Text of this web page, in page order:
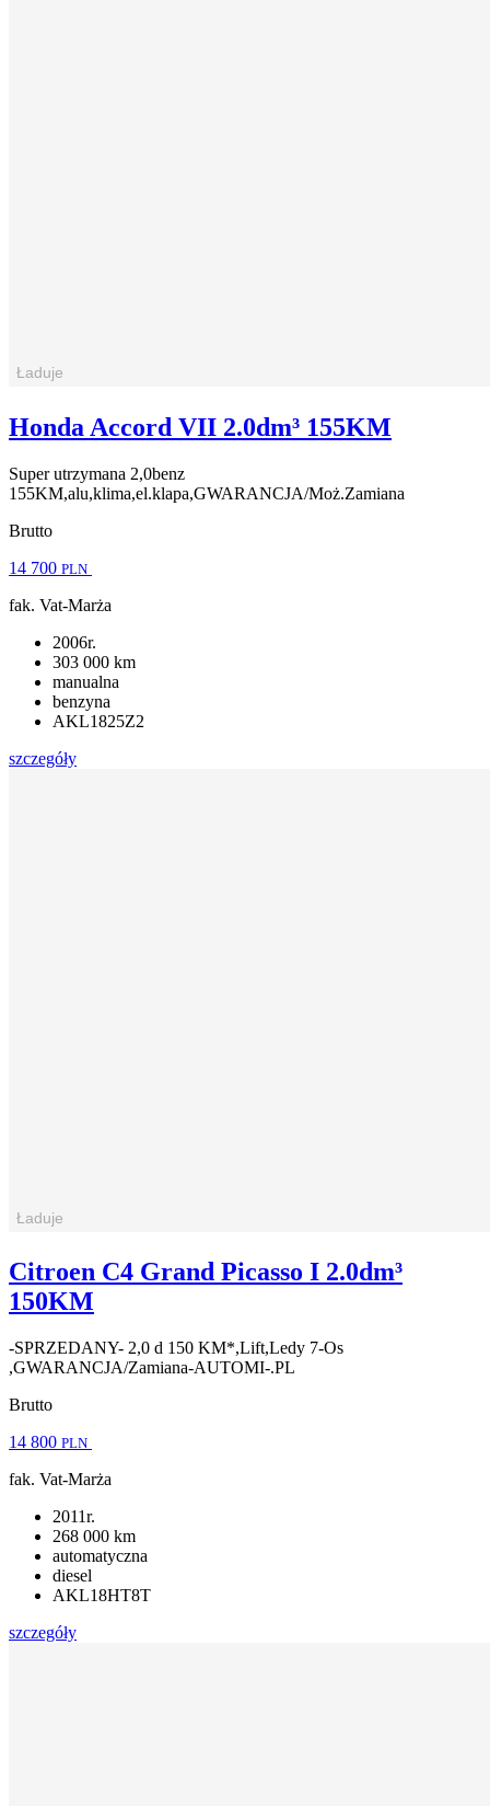
Honda Accord VII 2.0dm³ 155KM
Super utrzymana 2,0benz
155KM,alu,klima,el.klapa,GWARANCJA/Moż.Zamiana
Brutto
14 700 PLN
fak. Vat-Marża
2006r.
303 000 km
manualna
benzyna
AKL1825Z2
szczegóły
Citroen C4 Grand Picasso I 2.0dm³
150KM
-SPRZEDANY- 2,0 d 150 KM*,Lift,Ledy 7-Os
,GWARANCJA/Zamiana-AUTOMI-.PL
Brutto
14 800 PLN
fak. Vat-Marża
2011r.
268 000 km
automatyczna
diesel
AKL18HT8T
szczegóły